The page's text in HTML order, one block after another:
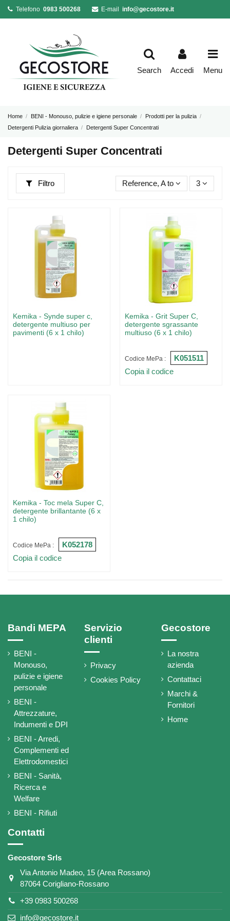
Telefono0983 500268 E-mail info@gecostore.it
Search Accedi Menu
Home BENI - Monouso, pulizie e igiene personale
Prodotti per la pulizia
Detergenti Pulizia giornaliera
Detergenti Super Concentrati
Detergenti Super Concentrati
Filtro Reference, A to Z 3
Kemika - Synde super c,
detergente multiuso per
pavimenti (6 x 1 chilo)
Kemika - Grit Super C,
detergente sgrassante
multiuso (6 x 1 chilo)
Codice MePa :
K051511
Copia il codice
Kemika - Toc mela Super C,
detergente brillantante (6 x
1 chilo)
Codice MePa :
K052178
Copia il codice
Bandi MEPA
BENI -
Monouso,
pulizie e igiene
personale
BENI -
Attrezzature,
Indumenti e DPI
BENI - Arredi,
Complementi ed
Elettrodomestici
BENI - Sanità,
Ricerca e
Welfare
BENI - Rifiuti
Servizio
clienti
Privacy
Cookies Policy
Gecostore
La nostra
azienda
Contattaci
Marchi &
Fornitori
Home
Contatti
Gecostore Srls
Via Antonio Madeo, 15 (Area Rossano)
87064 Corigliano-Rossano
+39 0983 500268
info@gecostore.it